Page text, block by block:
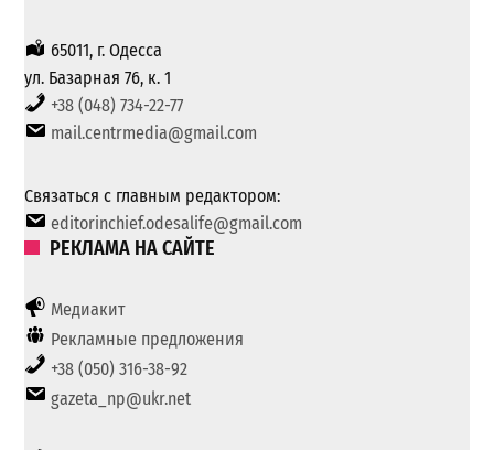
65011, г. Одесса
ул. Базарная 76, к. 1
+38 (048) 734-22-77
mail.centrmedia@gmail.com
Связаться с главным редактором:
editorinchief.odesalife@gmail.com
РЕКЛАМА НА САЙТЕ
Медиакит
Рекламные предложения
+38 (050) 316-38-92
gazeta_np@ukr.net